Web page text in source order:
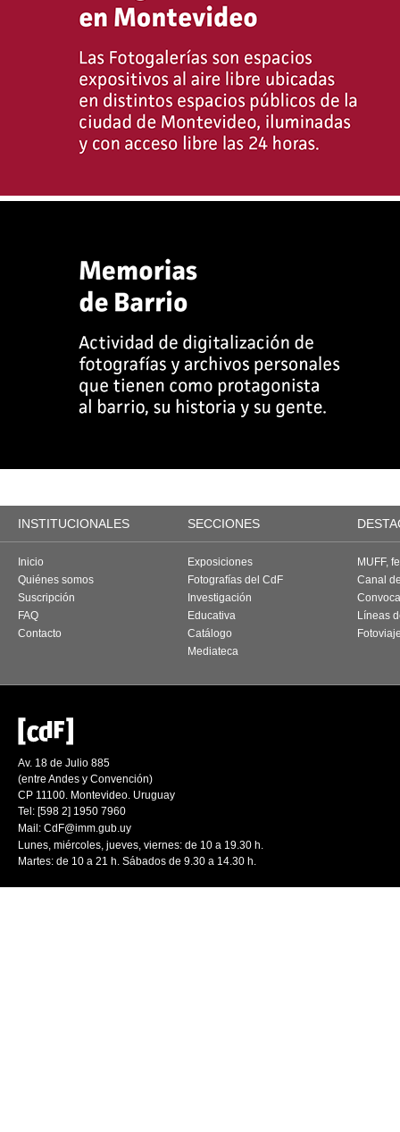
INSTITUCIONALES SECCIONES
Inicio
Quiénes somos
Suscripción
FAQ
Contacto
Exposiciones
Fotografías del CdF
Investigación
Educativa
Catálogo
Mediateca
MUFF,
Canal
Líneas
Av. 18 de Julio 885
(entre Andes y Convención)
CP 11100. Montevideo. Uruguay
Tel: [598 2] 1950 7960
Mail: CdF@imm.gub.uy
Lunes, miércoles, jueves, viernes: de 10 a 19.30 h.
Martes: de 10 a 21 h. Sábados de 9.30 a 14.30 h.